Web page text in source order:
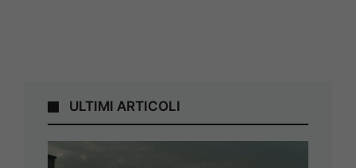
ULTIMI ARTICOLI